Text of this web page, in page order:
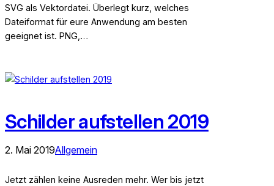
SVG als Vektordatei. Überlegt kurz, welches
Dateiformat für eure Anwendung am besten
geeignet ist. PNG,…
Schilder aufstellen 2019
2. Mai 2019Allgemein
Jetzt zählen keine Ausreden mehr. Wer bis jetzt